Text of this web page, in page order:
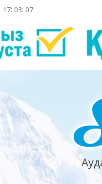
17: 03: 08